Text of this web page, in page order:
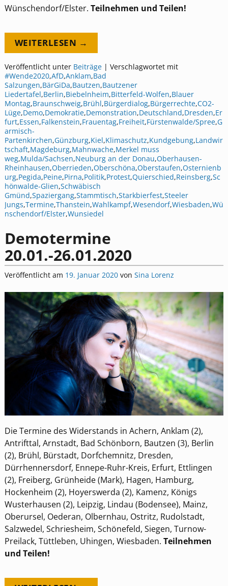
Wünschendorf/Elster. Teilnehmen und Teilen!
WEITERLESEN →
Veröffentlicht unter Beiträge| Verschlagwortet mit
#Wende2020,AfD,Anklam,Bad
Salzungen,BärGiDa,Bautzen,Bautzener
Liedertafel,Berlin,Biebelnheim,Bitterfeld-Wolfen,Blauer
Montag,Braunschweig,Brühl,Bürgerdialog,Bürgerrechte,CO2-
Lüge,Demo,Demokratie,Demonstration,Deutschland,Dresden,Er
furt,Essen,Falkenstein,Frauentag,Freiheit,Fürstenwalde/Spree,G
armisch-
Partenkirchen,Günzburg,Kiel,Klimaschutz,Kundgebung,Landwir
tschaft,Magdeburg,Mahnwache,Merkel muss
weg,Mulda/Sachsen,Neuburg an der Donau,Oberhausen-
Rheinhausen,Oberrieden,Oberschöna,Oberstaufen,Osternienb
urg,Pegida,Peine,Pirna,Politik,Protest,Quierschied,Reinsberg,Sc
hönwalde-Glien,Schwäbisch
Gmünd,Spaziergang,Stammtisch,Starkbierfest,Steeler
Jungs,Termine,Thanstein,Wahlkampf,Wesendorf,Wiesbaden,Wü
nschendorf/Elster,Wunsiedel
Demotermine
20.01.-26.01.2020
Veröffentlicht am 19. Januar 2020 von Sina Lorenz
Die Termine des Widerstands in Achern, Anklam (2),
Antrifttal, Arnstadt, Bad Schönborn, Bautzen (3), Berlin
(2), Brühl, Bürstadt, Dorfchemnitz, Dresden,
Dürrhennersdorf, Ennepe-Ruhr-Kreis, Erfurt, Ettlingen
(2), Freiberg, Grünheide (Mark), Hagen, Hamburg,
Hockenheim (2), Hoyerswerda (2), Kamenz, Königs
Wusterhausen (2), Leipzig, Lindau (Bodensee), Mainz,
Oberursel, Oederan, Olbernhau, Ostritz, Rudolstadt,
Salzwedel, Schriesheim, Schönefeld, Siegen, Turnow-
Preilack, Tüttleben, Uhingen, Wiesbaden. Teilnehmen
und Teilen!